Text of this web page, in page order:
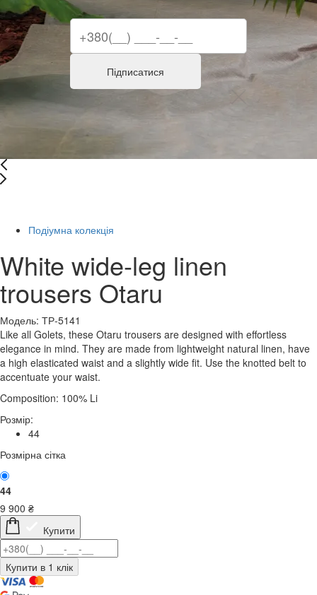
Подіумна колекція
White wide-leg linen
trousers Otaru
Модель: ТР-5141
Like all Golets, these Otaru trousers are designed with effortless
elegance in mind. They are made from lightweight natural linen, have
a high elasticated waist and a slightly wide fit. Use the knotted belt to
accentuate your waist.
Composition: 100% Li
Розмір:
44
Розмірна сітка
44
9 900 ₴
Купити
Підписатися